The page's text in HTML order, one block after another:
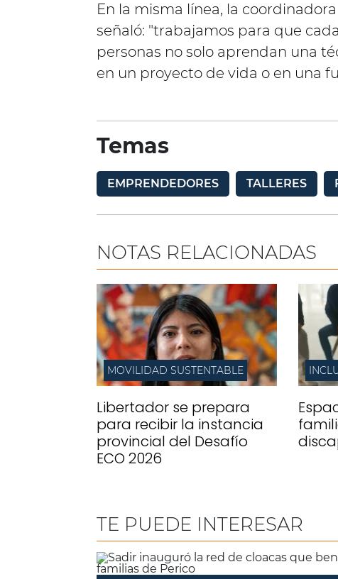
En la misma línea, la
señaló: "trabajamos para que
personas no solo aprendan una
en un proyecto de vida o en una
Temas
EMPRENDEDORES TALLERES
NOTAS RELACIONADAS
MOVILIDAD SUSTENTABLE
Libertador se prepara
para recibir la instancia
provincial del Desafío
ECO 2026
TE PUEDE INTERESAR